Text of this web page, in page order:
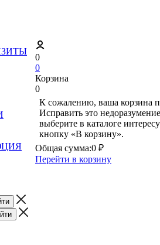
0
0
Корзина
0
К сожалению, ваша корзина
Исправить это
выберите в каталоге
кнопку «В корзину».
Общая сумма:0 ₽
Перейти в корзину